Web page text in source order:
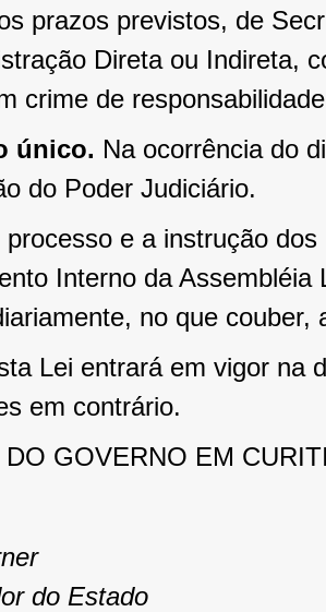
prazos previstos, de
Direta ou Indireta,
crime de
único. Na ocorrência do
do Poder Judiciário.
processo e a instrução
Interno da
no que
Lei entrará em vigor na
em contrário.
DO GOVERNO EM
do Estado